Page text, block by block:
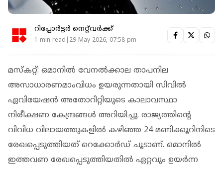
റിപ്പോർട്ടർ നെറ്റ്‌വര്‍ക്ക്‌
1 min read|29 May 2026, 07:58 pm
മസ്കറ്റ്: ഒമാനിൽ വേനൽക്കാല താപനില
അസാധാരണമാംവിധം ഉയരുന്നതായി സിവിൽ
ഏവിയേഷൻ അതോറിറ്റിയുടെ കാലാവസ്ഥാ
നിരീക്ഷണ കേന്ദ്രങ്ങൾ അറിയിച്ചു. രാജ്യത്തിന്റെ
വിവിധ വിലായത്തുകളിൽ കഴിഞ്ഞ 24 മണിക്കൂറിനിടെ
രേഖപ്പെടുത്തിയത് റെക്കോർഡ് ചൂടാണ്. ഒമാനിൽ
ഇത്തവണ രേഖപ്പെടുത്തിയതിൽ ഏറ്റവും ഉയർന്ന